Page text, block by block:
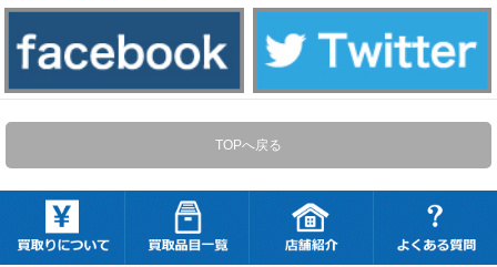
TOPへ戻る